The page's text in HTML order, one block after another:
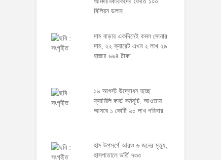
বিলিয়ন ডলার
দাম বাড়ার একদিনেই কমল সোনার
দাম, ২২ ক্যারেট এখন ২ লাখ ২৯
হাজার ৬৬৪ টাকা
১৬ আগস্ট উদ্বোধন হচ্ছে
ফ্যামিলি কার্ড কর্মসূচি, আওতায়
আসবে ১ কোটি ৬০ লাখ পরিবার
হাম উপসর্গে আরও ৬ জনের মৃত্যু,
হাসপাতালে ভর্তি ৭৩৩